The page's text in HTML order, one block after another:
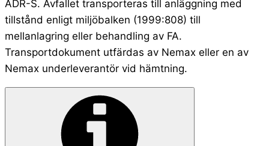
ADR-S. Avfallet transporteras till anläggning med
tillstånd enligt miljöbalken (1999:808) till
mellanlagring eller behandling av FA.
Transportdokument utfärdas av Nemax eller en av
Nemax underleverantör vid hämtning.